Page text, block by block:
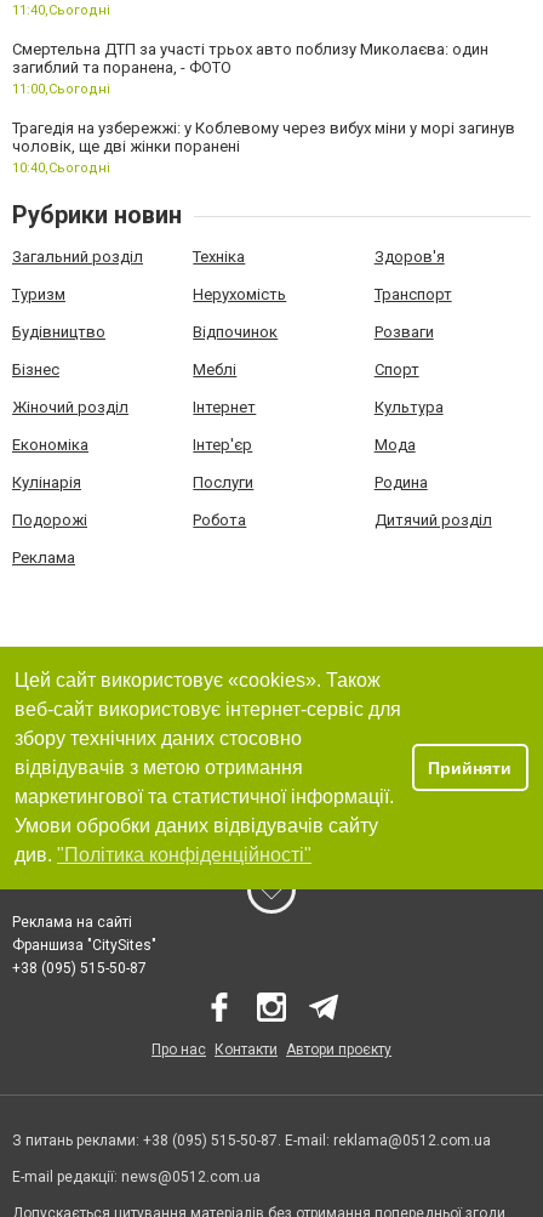
11:40, Сьогодні
Смертельна ДТП за участі трьох авто поблизу Миколаєва: один
загиблий та поранена, - ФОТО
11:00, Сьогодні
Трагедія на узбережжі: у Коблевому через вибух міни у морі загинув
чоловік, ще дві жінки поранені
10:40, Сьогодні
Рубрики новин
Загальний розділ Техніка Здоров'я
Туризм Нерухомість Транспорт
Будівництво Відпочинок Розваги
Бізнес Меблі Спорт
Жіночий розділ Інтернет Культура
Економіка Інтер'єр Мода
Кулінарія Послуги Родина
Подорожі Робота Дитячий розділ
Реклама
Цей сайт використовує «cookies». Також
веб-сайт використовує інтернет-сервіс для
збору технічних даних стосовно
відвідувачів з метою отримання
маркетингової та статистичної інформації.
Умови обробки даних відвідувачів сайту
див. "Політика конфіденційності"
Прийняти
Реклама на сайті
Франшиза "CitySites"
+38 (095) 515-50-87
Про нас Контакти Автори проєкту
З питань реклами: +38 (095) 515-50-87. E-mail: reklama@0512.com.ua
E-mail редакції: news@0512.com.ua
Допускається цитування матеріалів без отримання попередньої згоди